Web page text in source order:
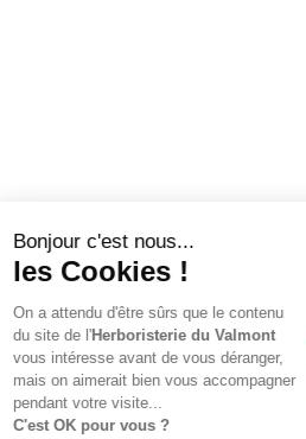
Bonjour c'est nous...
les Cookies !
On a attendu d'être sûrs que le contenu
du site de l'Herboristerie du Valmont
vous intéresse avant de vous déranger,
mais on aimerait bien vous accompagner
pendant votre visite...
C'est OK pour vous ?